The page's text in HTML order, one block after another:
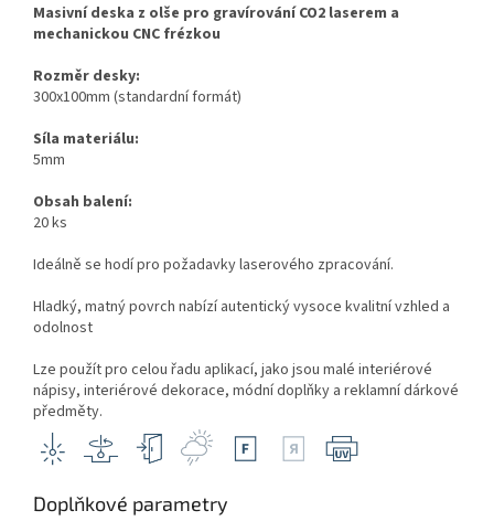
Masivní deska z olše pro gravírování CO2 laserem a
mechanickou CNC frézkou
Rozměr desky:
300x100mm (standardní formát)
Síla materiálu:
5mm
Obsah balení:
20 ks
Ideálně se hodí pro požadavky laserového zpracování.
Hladký, matný povrch nabízí autentický vysoce kvalitní vzhled a
odolnost
Lze použít pro celou řadu aplikací, jako jsou malé interiérové ​​
nápisy, interiérové ​​dekorace, módní doplňky a reklamní dárkové
předměty.
Doplňkové parametry